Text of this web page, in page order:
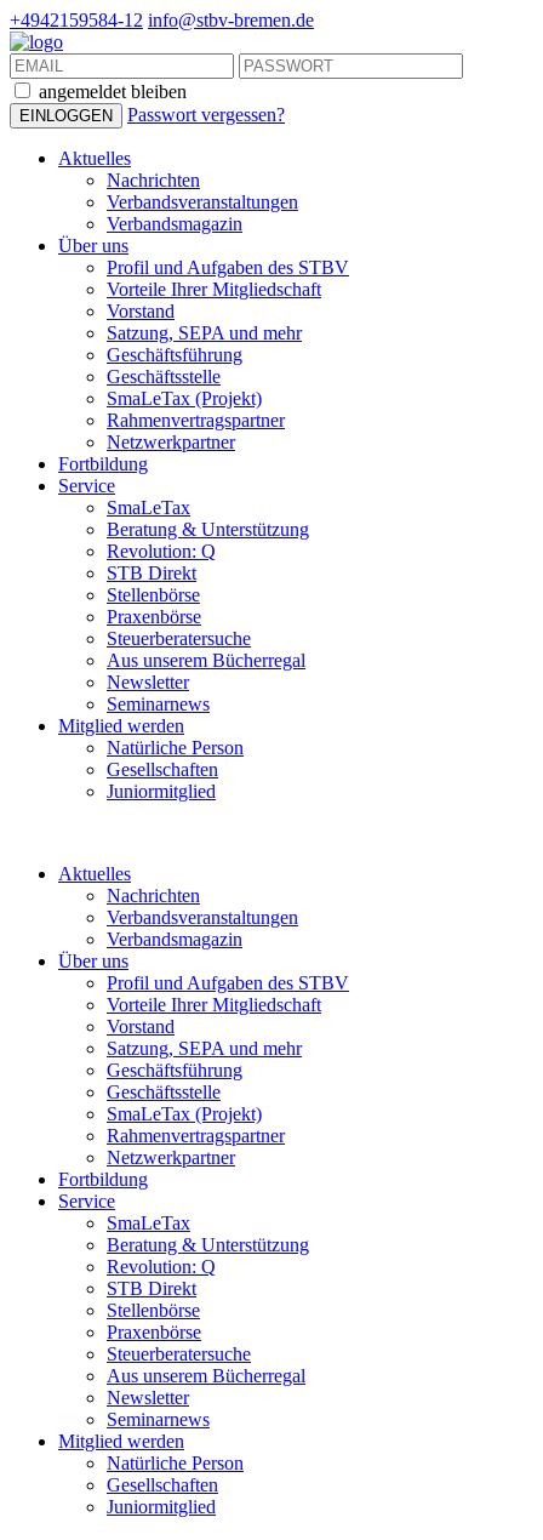
+4942159584-12 info@stbv-bremen.de
angemeldet bleiben
Passwort vergessen?
Aktuelles
Nachrichten
Verbandsveranstaltungen
Verbandsmagazin
Über uns
Profil und Aufgaben des STBV
Vorteile Ihrer Mitgliedschaft
Vorstand
Satzung, SEPA und mehr
Geschäftsführung
Geschäftsstelle
SmaLeTax (Projekt)
Rahmenvertragspartner
Netzwerkpartner
Fortbildung
Service
SmaLeTax
Beratung & Unterstützung
Revolution: Q
STB Direkt
Stellenbörse
Praxenbörse
Steuerberatersuche
Aus unserem Bücherregal
Newsletter
Seminarnews
Mitglied werden
Natürliche Person
Gesellschaften
Juniormitglied
Aktuelles
Nachrichten
Verbandsveranstaltungen
Verbandsmagazin
Über uns
Profil und Aufgaben des STBV
Vorteile Ihrer Mitgliedschaft
Vorstand
Satzung, SEPA und mehr
Geschäftsführung
Geschäftsstelle
SmaLeTax (Projekt)
Rahmenvertragspartner
Netzwerkpartner
Fortbildung
Service
SmaLeTax
Beratung & Unterstützung
Revolution: Q
STB Direkt
Stellenbörse
Praxenbörse
Steuerberatersuche
Aus unserem Bücherregal
Newsletter
Seminarnews
Mitglied werden
Natürliche Person
Gesellschaften
Juniormitglied